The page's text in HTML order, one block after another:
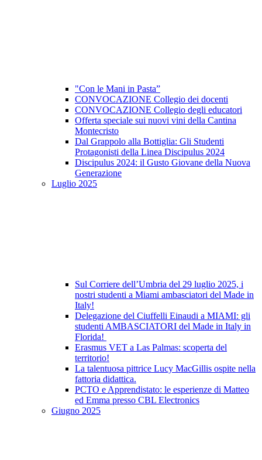
"Con le Mani in Pasta”
CONVOCAZIONE Collegio dei docenti
CONVOCAZIONE Collegio degli educatori
Offerta speciale sui nuovi vini della Cantina
Montecristo
Dal Grappolo alla Bottiglia: Gli Studenti
Protagonisti della Linea Discipulus 2024
Discipulus 2024: il Gusto Giovane della Nuova
Generazione
Luglio 2025
Sul Corriere dell’Umbria del 29 luglio 2025, i
nostri studenti a Miami ambasciatori del Made in
Italy!
Delegazione del Ciuffelli Einaudi a MIAMI: gli
studenti AMBASCIATORI del Made in Italy in
Florida!
Erasmus VET a Las Palmas: scoperta del
territorio!
La talentuosa pittrice Lucy MacGillis ospite nella
fattoria didattica.
PCTO e Apprendistato: le esperienze di Matteo
ed Emma presso CBL Electronics
Giugno 2025